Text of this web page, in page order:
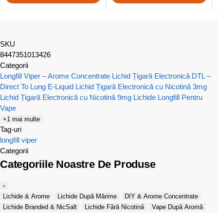
SKU
8447351013426
Categorii
Longfill Viper – Arome Concentrate Lichid Țigară Electronică DTL –
Direct To Lung E-Liquid Lichid Țigară Electronică cu Nicotină 3mg
Lichid Țigară Electronică cu Nicotină 9mg Lichide Longfill Pentru
Vape
+1 mai multe
Tag-uri
longfill viper
Categorii
Categoriile Noastre De Produse
‹
Lichide & Arome
Lichide După Mărime
DIY & Arome Concentrate
Lichide Branded & NicSalt
Lichide Fără Nicotină
Vape După Aromă